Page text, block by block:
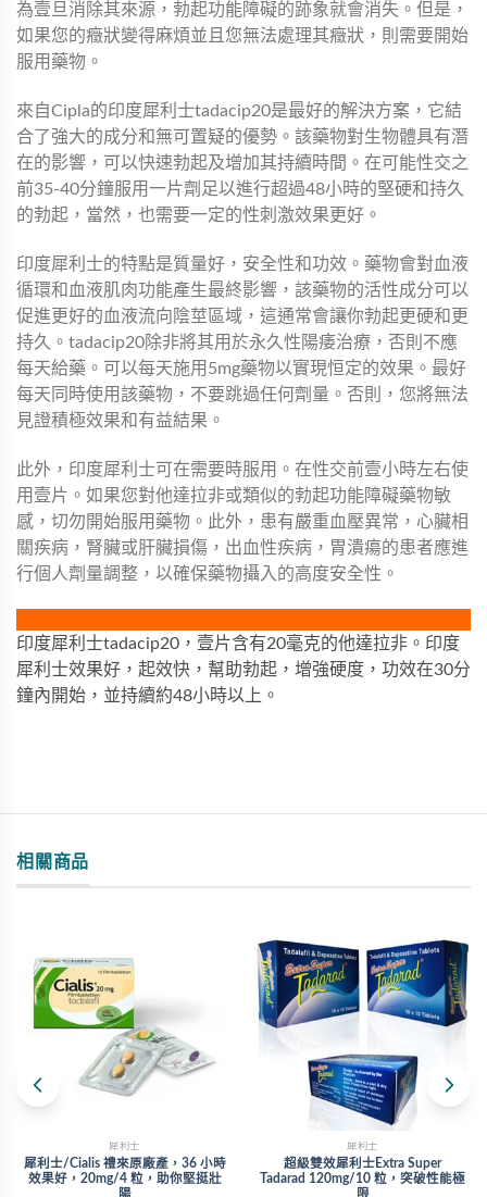
為壹旦消除其來源，勃起功能障礙的跡象就會消失。但是，
如果您的癥狀變得麻煩並且您無法處理其癥狀，則需要開始
服用藥物。
來自Cipla的印度犀利士tadacip20是最好的解決方案，它結
合了強大的成分和無可置疑的優勢。該藥物對生物體具有潛
在的影響，可以快速勃起及增加其持續時間。在可能性交之
前35-40分鐘服用一片劑足以進行超過48小時的堅硬和持久
的勃起，當然，也需要一定的性刺激效果更好。
印度犀利士的特點是質量好，安全性和功效。藥物會對血液
循環和血液肌肉功能產生最終影響，該藥物的活性成分可以
促進更好的血液流向陰莖區域，這通常會讓你勃起更硬和更
持久。tadacip20除非將其用於永久性陽痿治療，否則不應
每天給藥。可以每天施用5mg藥物以實現恒定的效果。最好
每天同時使用該藥物，不要跳過任何劑量。否則，您將無法
見證積極效果和有益結果。
此外，印度犀利士可在需要時服用。在性交前壹小時左右使
用壹片。如果您對他達拉非或類似的勃起功能障礙藥物敏
感，切勿開始服用藥物。此外，患有嚴重血壓異常，心臟相
關疾病，腎臟或肝臟損傷，出血性疾病，胃潰瘍的患者應進
行個人劑量調整，以確保藥物攝入的高度安全性。
印度犀利士tadacip20，壹片含有20毫克的他達拉非。印度
犀利士效果好，起效快，幫助勃起，增強硬度，功效在30分
鐘內開始，並持續約48小時以上。
相關商品
犀利士
犀利士/Cialis 禮來原廠產，36 小時
效果好，20mg/4 粒，助你堅挺壯
陽
犀利士
超級雙效犀利士Extra Super
Tadarad 120mg/10 粒，突破性能極
限